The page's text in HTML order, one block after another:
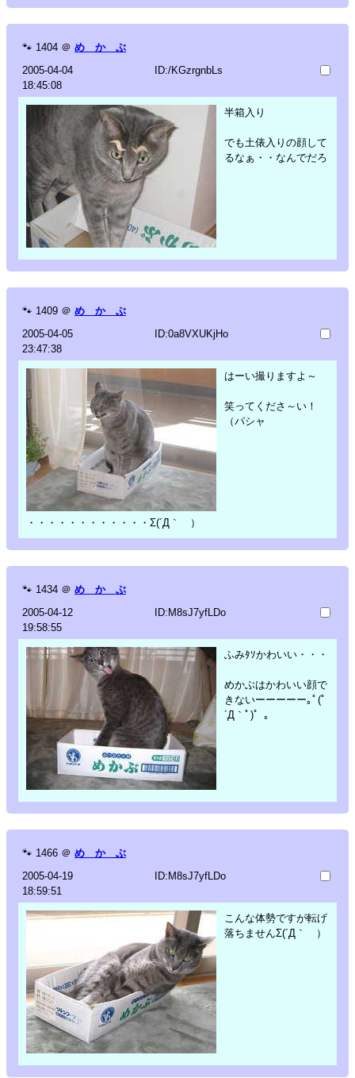
🐾 1404 ＠ め か ぶ
2005-04-04
18:45:08
ID:/KGzrgnbLs
半箱入り
でも土俵入りの顔して
るなぁ・・なんでだろ
🐾 1409 ＠ め か ぶ
2005-04-05
23:47:38
ID:0a8VXUKjHo
はーい撮りますよ～
笑ってくださ～い！
（パシャ
・・・・・・・・・・・・Σ(´Д｀ ）
🐾 1434 ＠ め か ぶ
2005-04-12
19:58:55
ID:M8sJ7yfLDo
ふみﾀｿかわいい・・・
めかぶはかわいい顔で
きないーーーーー｡ﾟ(ﾟ
´Д｀ﾟ)゜｡
🐾 1466 ＠ め か ぶ
2005-04-19
18:59:51
ID:M8sJ7yfLDo
こんな体勢ですが転げ
落ちませんΣ(´Д｀ ）